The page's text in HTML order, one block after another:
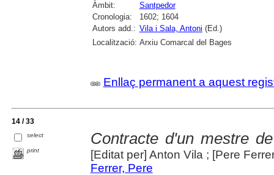
Àmbit:
Santpedor
Cronologia:
1602; 1604
Autors add.: Vila i Sala, Antoni (Ed.)
Localització: Arxiu Comarcal del Bages
Enllaç permanent a aquest
14 / 33
select
print
Contracte d'un mestre
[Editat per] Anton Vila ; [Pere
Ferrer, Pere